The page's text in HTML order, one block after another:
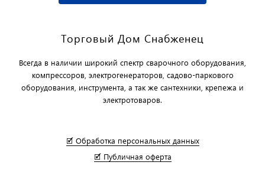
Торговый Дом Снабженец
Всегда в наличии широкий спектр сварочного оборудования,
компрессоров, электрогенераторов, садово-паркового
оборудования, инструмента, а так же сантехники, крепежа и
электротоваров.
🗹 Обработка персональных данных
🗹 Публичная оферта